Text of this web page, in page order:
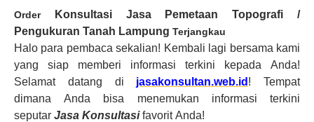
Order
Konsultasi Jasa Pemetaan Topografi /
Pengukuran Tanah Lampung Terjangkau
Halo para pembaca sekalian! Kembali lagi bersama kami
yang siap memberi informasi terkini kepada Anda!
Selamat datang di jasakonsultan.web.id ! Tempat
dimanaAnda bisa menemukan informasi terkini
seputar Jasa KonsultasifavoritAnda!